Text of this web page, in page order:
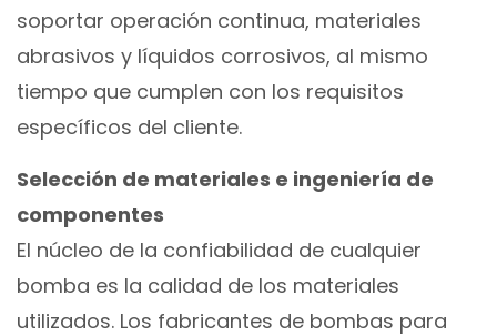
soportar operación continua, materiales
abrasivos y líquidos corrosivos, al mismo
tiempo que cumplen con los requisitos
específicos del cliente.
Selección de materiales e ingeniería de
componentes
El núcleo de la confiabilidad de cualquier
bomba es la calidad de los materiales
utilizados. Los fabricantes de bombas para